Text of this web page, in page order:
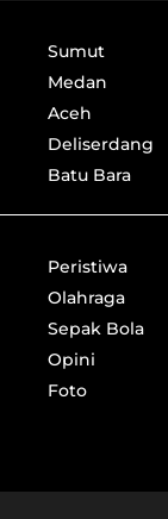
Sumut
Medan
Aceh
Deliserdang
Batu Bara
Peristiwa
Olahraga
Sepak Bola
Opini
Foto